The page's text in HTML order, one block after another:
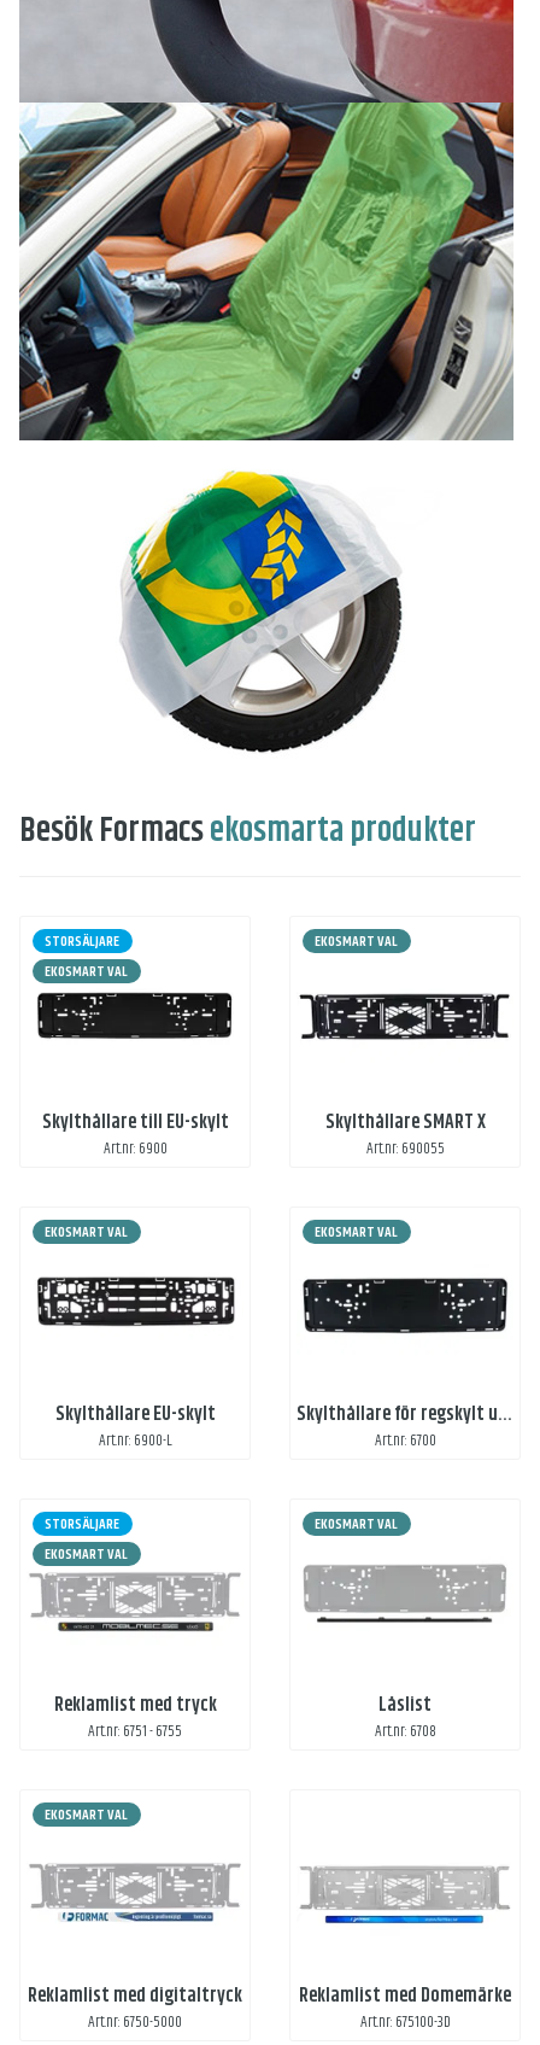
Besök Formacsekosmarta produkter
STORSÄLJARE
EKOSMART VAL
Skylthållare till EU-skylt
Art.nr: 6900
EKOSMART VAL
Skylthållare SMART X
Art.nr: 690055
EKOSMART VAL
Skylthållare EU-skylt
Art.nr: 6900-L
EKOSMART VAL
Skylthållare för regskylt utan EU-märke
Art.nr: 6700
STORSÄLJARE
EKOSMART VAL
Reklamlist med tryck
Art.nr: 6751 - 6755
EKOSMART VAL
Låslist
Art.nr: 6708
EKOSMART VAL
Reklamlist med digitaltryck
Art.nr: 6750-5000
Reklamlist med Domemärke
Art.nr: 675100-3D